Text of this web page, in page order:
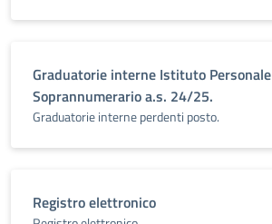
Graduatorie interne Istituto Personale
Soprannumerario a.s. 24/25.
Graduatorie interne perdenti posto.
Registro elettronico